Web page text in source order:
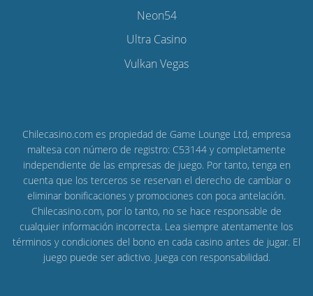
Neon54
Ultra Casino
Vulkan Vegas
Chilecasino.com es propiedad de Game Lounge Ltd, empresa
maltesa con número de registro: C53144 y completamente
independiente de las empresas de juego. Por tanto, tenga en
cuenta que los terceros se reservan el derecho de cambiar o
eliminar bonificaciones y promociones con poca antelación.
Chilecasino.com, por lo tanto, no se hace responsable de
cualquier información incorrecta. Lea siempre atentamente los
términos y condiciones del bono en cada casino antes de jugar. El
juego puede ser adictivo. Juega con responsabilidad.